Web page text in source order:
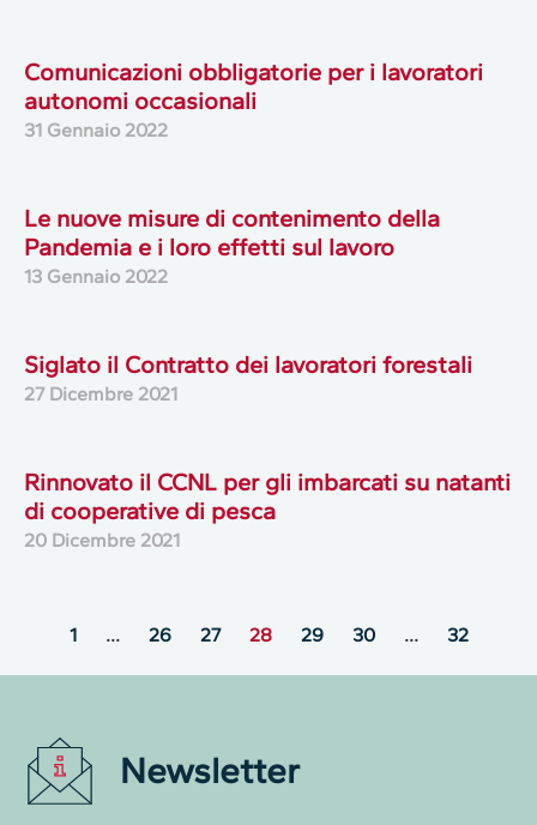
Comunicazioni obbligatorie per i lavoratori
autonomi occasionali
31 Gennaio 2022
Le nuove misure di contenimento della
Pandemia e i loro effetti sul lavoro
13 Gennaio 2022
Siglato il Contratto dei lavoratori forestali
27 Dicembre 2021
Rinnovato il CCNL per gli imbarcati su natanti
di cooperative di pesca
20 Dicembre 2021
1 … 26 27 28 29 30 … 32
Newsletter